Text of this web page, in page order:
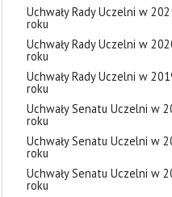
Uchwały Rady Uczelni w
roku
Uchwały Rady Uczelni w
roku
Uchwały Rady Uczelni w
roku
Uchwały Senatu Uczelni w
roku
Uchwały Senatu Uczelni w
roku
Uchwały Senatu Uczelni w
roku